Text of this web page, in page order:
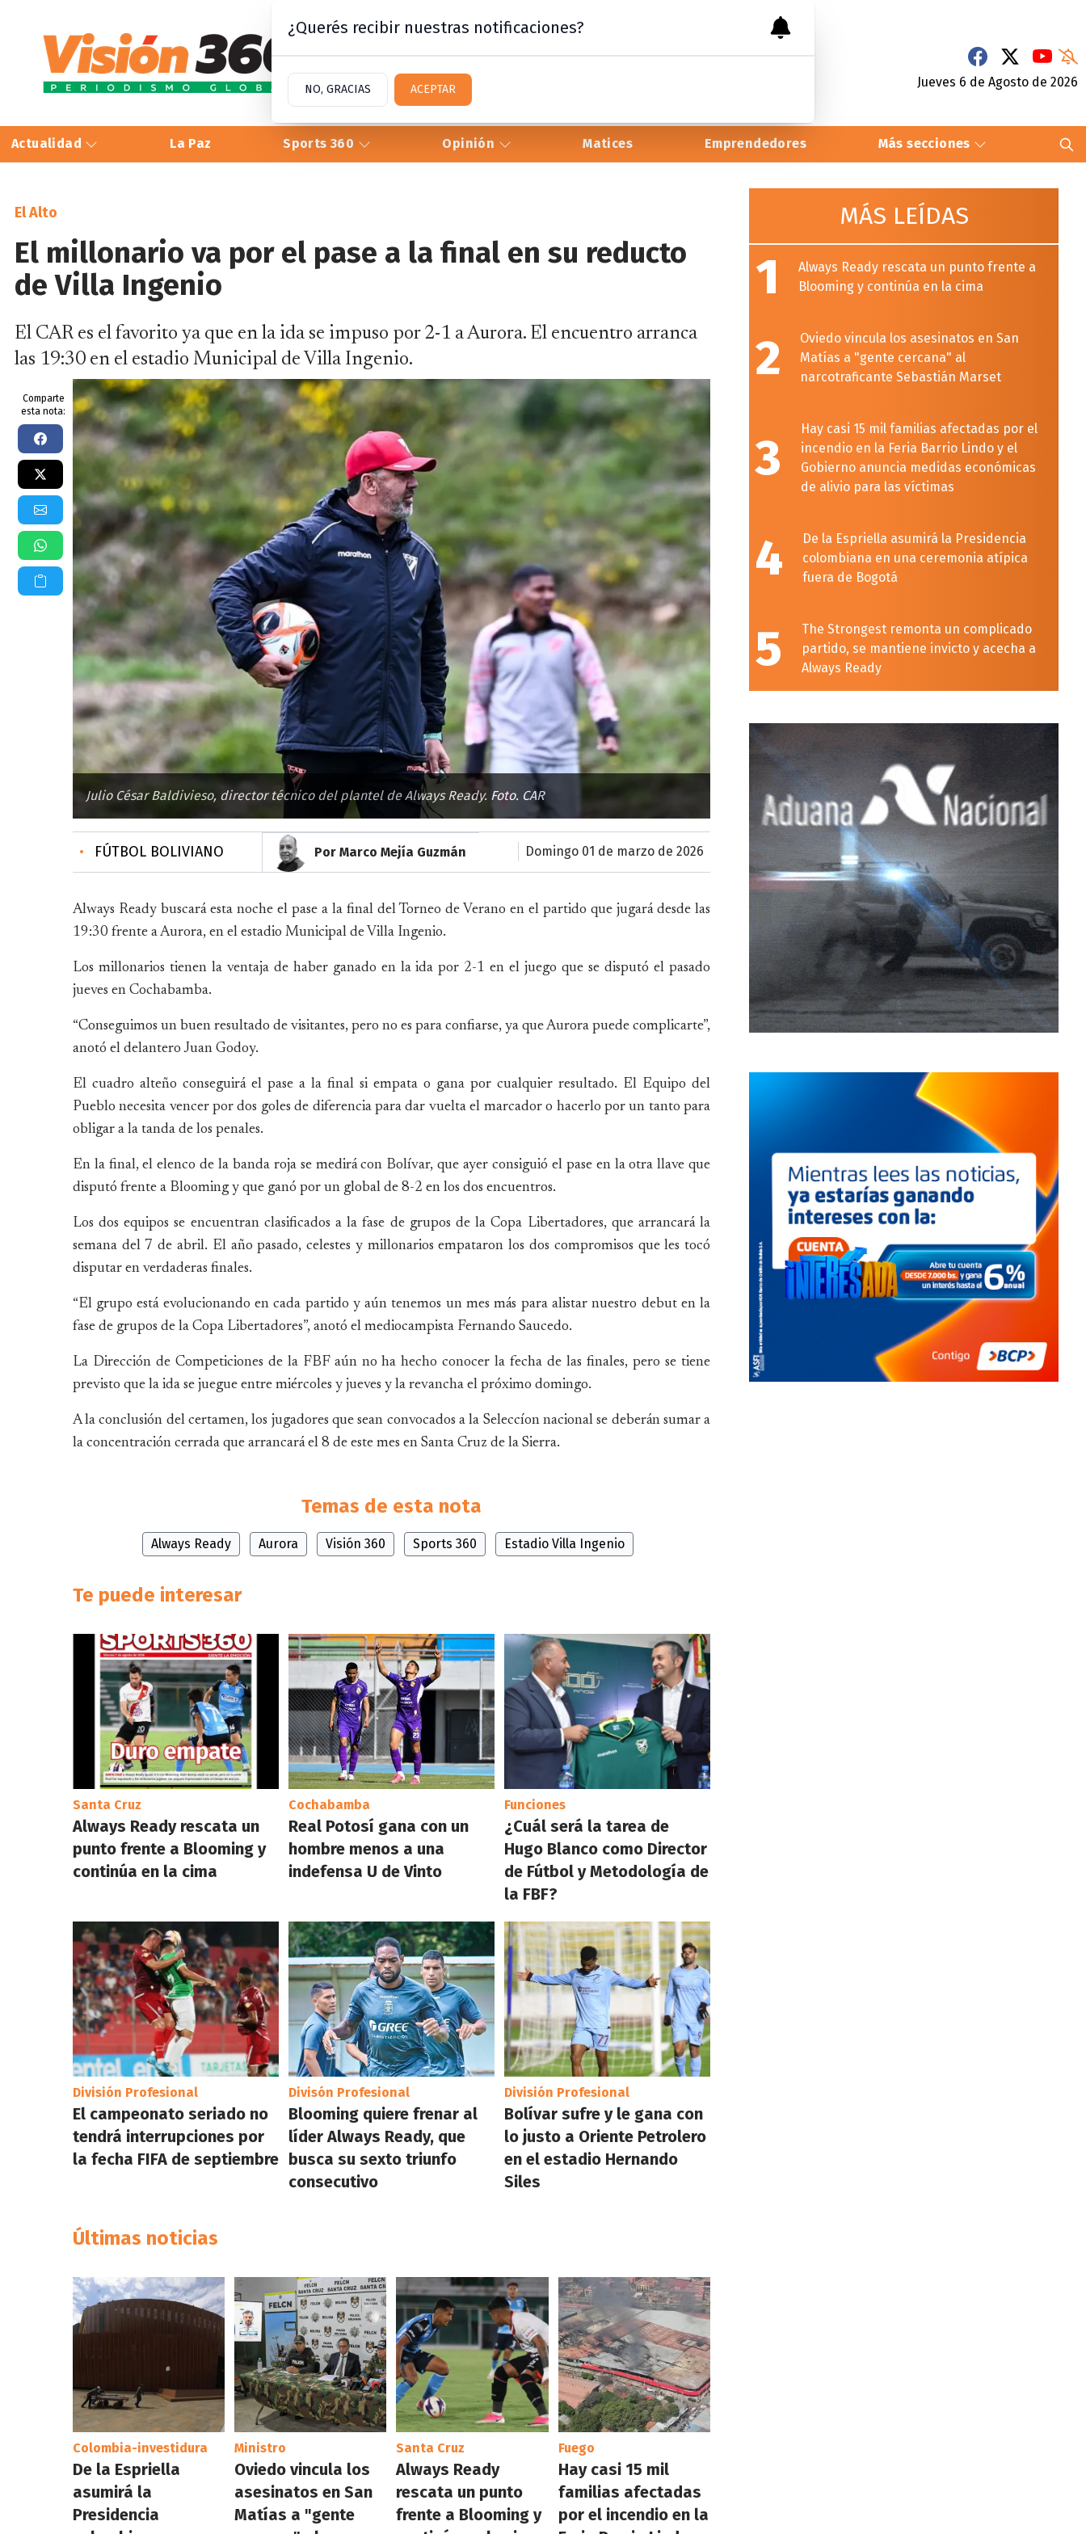
Jueves 6 de Agosto de 2026
Actualidad La Paz Sports 360 Opinión Matices Emprendedores Más secciones
El Alto
El millonario va por el pase a la final en su reducto
de Villa Ingenio
El CAR es el favorito ya que en la ida se impuso por 2-1 a Aurora. El encuentro arranca
las 19:30 en el estadio Municipal de Villa Ingenio.
Comparte
esta nota:
Julio César Baldivieso, director técnico del plantel de Always Ready. Foto. CAR
• FÚTBOL BOLIVIANO Por Marco Mejía Guzmán domingo 01 de marzo de 2026
Always Ready buscará esta noche el pase a la final del Torneo de Verano en el partido que jugará desde las
19:30 frente a Aurora, en el estadio Municipal de Villa Ingenio.
Los millonarios tienen la ventaja de haber ganado en la ida por 2-1 en el juego que se disputó el pasado
jueves en Cochabamba.
“Conseguimos un buen resultado de visitantes, pero no es para confiarse, ya que Aurora puede complicarte”,
anotó el delantero Juan Godoy.
El cuadro alteño conseguirá el pase a la final si empata o gana por cualquier resultado. El Equipo del
Pueblo necesita vencer por dos goles de diferencia para dar vuelta el marcador o hacerlo por un tanto para
obligar a la tanda de los penales.
En la final, el elenco de la banda roja se medirá con Bolívar, que ayer consiguió el pase en la otra llave que
disputó frente a Blooming y que ganó por un global de 8-2 en los dos encuentros.
Los dos equipos se encuentran clasificados a la fase de grupos de la Copa Libertadores, que arrancará la
semana del 7 de abril. El año pasado, celestes y millonarios empataron los dos compromisos que les tocó
disputar en verdaderas finales.
“El grupo está evolucionando en cada partido y aún tenemos un mes más para alistar nuestro debut en la
fase de grupos de la Copa Libertadores”, anotó el mediocampista Fernando Saucedo.
La Dirección de Competiciones de la FBF aún no ha hecho conocer la fecha de las finales, pero se tiene
previsto que la ida se juegue entre miércoles y jueves y la revancha el próximo domingo.
A la conclusión del certamen, los jugadores que sean convocados a la Seleccíon nacional se deberán sumar a
la concentración cerrada que arrancará el 8 de este mes en Santa Cruz de la Sierra.
Temas de esta nota
Always Ready Aurora Visión 360 Sports 360 Estadio Villa Ingenio
Te puede interesar
Santa Cruz
Always Ready rescata un
punto frente a Blooming y
continúa en la cima
Cochabamba
Real Potosí gana con un
hombre menos a una
indefensa U de Vinto
Funciones
¿Cuál será la tarea de
Hugo Blanco como Director
de Fútbol y Metodología de
la FBF?
División Profesional
El campeonato seriado no
tendrá interrupciones por
la fecha FIFA de septiembre
Divisón Profesional
Blooming quiere frenar al
líder Always Ready, que
busca su sexto triunfo
consecutivo
División Profesional
Bolívar sufre y le gana con
lo justo a Oriente Petrolero
en el estadio Hernando
Siles
Últimas noticias
Colombia-investidura
De la Espriella
asumirá la
Presidencia
Ministro
Oviedo vincula los
asesinatos en San
Matías a "gente
Santa Cruz
Always Ready
rescata un punto
frente a Blooming y
Fuego
Hay casi 15 mil
familias afectadas
por el incendio en la
MÁS LEÍDAS
1
Always Ready rescata un punto frente a
Blooming y continúa en la cima
2
Oviedo vincula los asesinatos en San
Matías a "gente cercana" al
narcotraficante Sebastián Marset
3
Hay casi 15 mil familias afectadas por el
incendio en la Feria Barrio Lindo y el
Gobierno anuncia medidas económicas
de alivio para las víctimas
4
De la Espriella asumirá la Presidencia
colombiana en una ceremonia atípica
fuera de Bogotá
5
The Strongest remonta un complicado
partido, se mantiene invicto y acecha a
Always Ready
¿Querés recibir nuestras notificaciones?
NO, GRACIAS ACEPTAR